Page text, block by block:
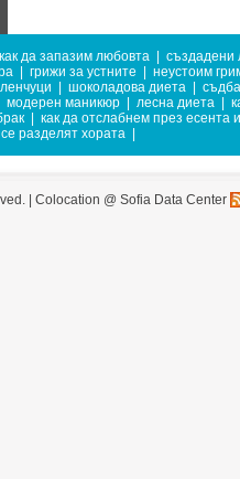
как да запазим любовта
създадени
грижи за устните
неустоим
шоколадова диета
модерен маникюр лесна диета
как да отслабнем през есента
разделят хората
| Colocation @ Sofia Data Center